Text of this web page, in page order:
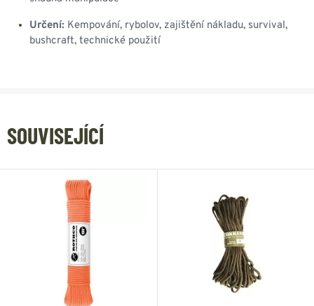
Určení: Kempování, rybolov, zajištění nákladu, survival,
bushcraft, technické použití
SOUVISEJÍCÍ